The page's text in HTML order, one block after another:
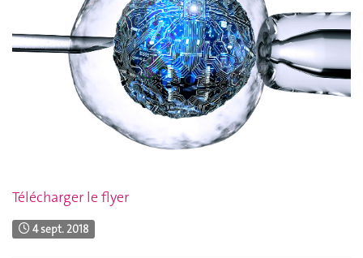
Télécharger le flyer
4 sept. 2018